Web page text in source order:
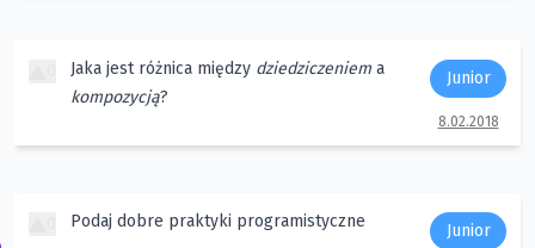
Jaka jest różnica między dziedziczeniem a
kompozycją?
Junior
8.02.2018
Podaj dobre praktyki programistyczne Junior